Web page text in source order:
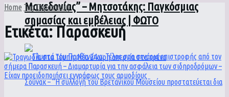
Μακεδονίας” – Μητσοτάκης: Παγκόσμιας
σημασίας και εμβέλειας | ΦΩΤΟ
Home TagΠαρασκευή
Ετικέτα:Παρασκευή